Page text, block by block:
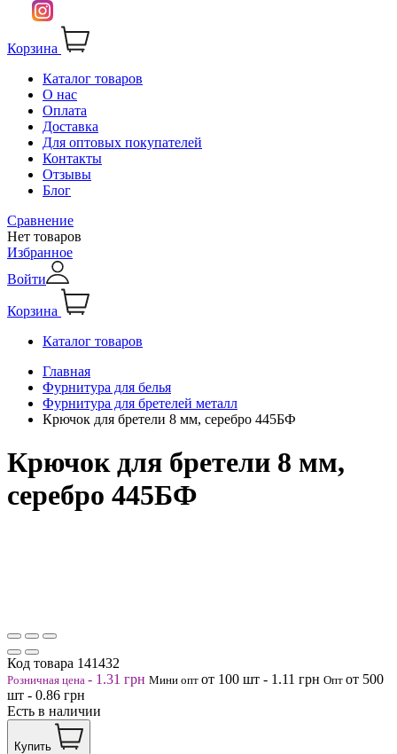
Корзина
Каталог товаров
О нас
Оплата
Доставка
Для оптовых покупателей
Контакты
Отзывы
Блог
Сравнение
Нет товаров
Избранное
Войти
Корзина
Каталог товаров
Главная
Фурнитура для белья
Фурнитура для бретелей металл
Крючок для бретели 8 мм, серебро 445БФ
Крючок для бретели 8 мм,
серебро 445БФ
Код товара 141432
Розничная цена - 1.31 грн Мини опт от 100 шт - 1.11 грн Опт от 500
шт - 0.86 грн
Есть в наличии
Купить